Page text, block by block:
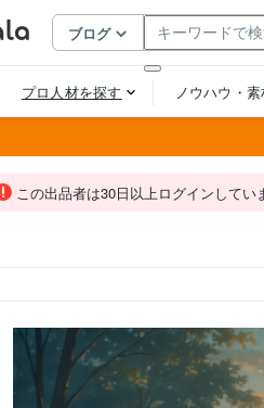
この出品者は30日以上ログインしてい